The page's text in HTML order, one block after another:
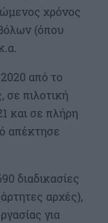
χρόνος
(όπου
από το
πιλοτική
και σε πλήρη
απέκτησε
διαδικασίες
αρχές),
για